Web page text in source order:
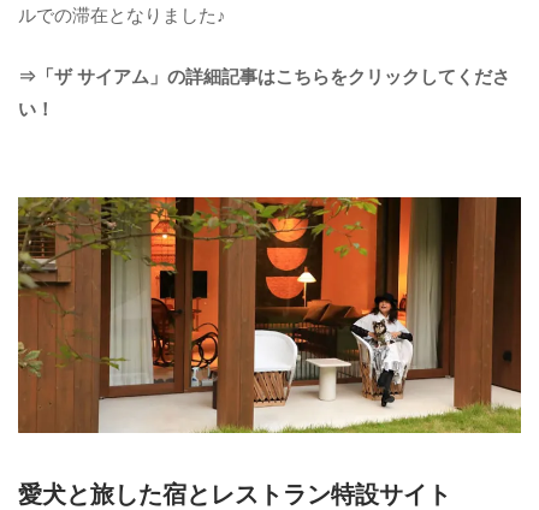
ルでの滞在となりました♪
⇒「ザ サイアム」の詳細記事はこちらをクリックしてくださ
い！
愛犬と旅した宿とレストラン特設サイト